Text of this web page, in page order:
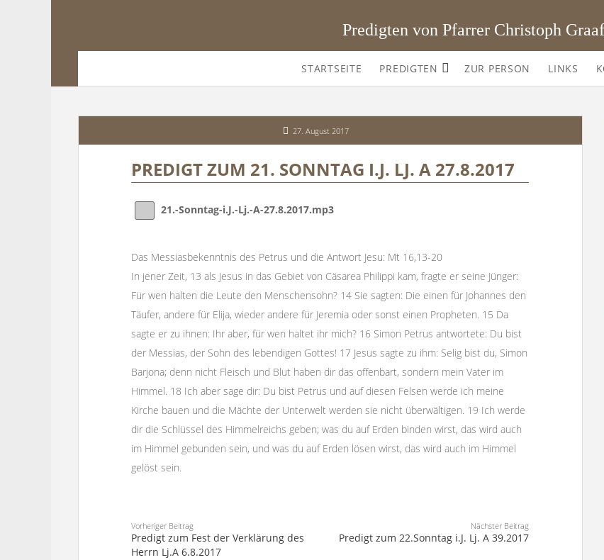
Predigten von Pfarrer Christoph
STARTSEITE PREDIGTEN OffeneZUR PERSON LINKS
27. August 2017
PREDIGT ZUM 21. SONNTAG I.J. LJ. A 27.8.2017
21.-Sonntag-i.J.-Lj.-A-27.8.2017.mp3
Das Messiasbekenntnis des Petrus und die Antwort Jesu: Mt 16,13-20
In jener Zeit, 13 als Jesus in das Gebiet von Cäsarea Philippi kam, fragte er seine Jünger:
Für wen halten die Leute den Menschensohn? 14 Sie sagten: Die einen für Johannes den
Täufer, andere für Elija, wieder andere für Jeremia oder sonst einen Propheten. 15 Da
sagte er zu ihnen: Ihr aber, für wen haltet ihr mich? 16 Simon Petrus antwortete: Du bist
der Messias, der Sohn des lebendigen Gottes! 17 Jesus sagte zu ihm: Selig bist du, Simon
Barjona; denn nicht Fleisch und Blut haben dir das offenbart, sondern mein Vater im
Himmel. 18 Ich aber sage dir: Du bist Petrus und auf diesen Felsen werde ich meine
Kirche bauen und die Mächte der Unterwelt werden sie nicht überwältigen. 19 Ich werde
dir die Schlüssel des Himmelreichs geben; was du auf Erden binden wirst, das wird auch
im Himmel gebunden sein, und was du auf Erden lösen wirst, das wird auch im Himmel
gelöst sein.
Vorheriger Beitrag
Predigt zum Fest der Verklärung des
Herrn Lj.A 6.8.2017
Nächster Beitrag
Predigt zum 22.Sonntag i.J. Lj. A 39.2017